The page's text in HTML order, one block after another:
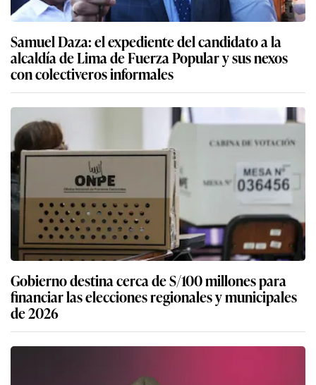
Samuel Daza: el expediente del candidato a la
alcaldía de Lima de Fuerza Popular y sus nexos
con colectiveros informales
Gobierno destina cerca de S/100 millones para
financiar las elecciones regionales y municipales
de 2026